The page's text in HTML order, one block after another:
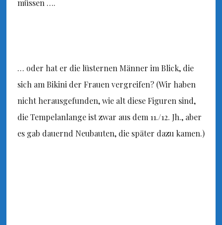
müssen ….
… oder hat er die lüsternen Männer im Blick, die
sich am Bikini der Frauen vergreifen? (Wir haben
nicht herausgefunden, wie alt diese Figuren sind,
die Tempelanlange ist zwar aus dem 11./12. Jh., aber
es gab dauernd Neubauten, die später dazu kamen.)